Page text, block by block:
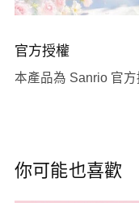
官方授權
本產品為 Sanrio 官方
你可能也喜歡